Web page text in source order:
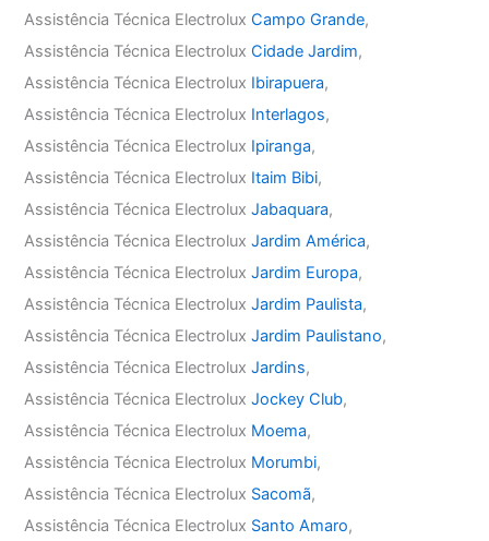
Assistência Técnica ElectroluxCampo Grande,
Assistência Técnica ElectroluxCidade Jardim,
Assistência Técnica Electrolux Ibirapuera,
Assistência Técnica Electrolux Interlagos,
Assistência Técnica Electrolux Ipiranga,
Assistência Técnica Electrolux Itaim Bibi,
Assistência Técnica ElectroluxJabaquara,
Assistência Técnica ElectroluxJardim América,
Assistência Técnica ElectroluxJardim Europa,
Assistência Técnica ElectroluxJardim Paulista,
Assistência Técnica ElectroluxJardim Paulistano,
Assistência Técnica ElectroluxJardins,
Assistência Técnica ElectroluxJockey Club,
Assistência Técnica Electrolux Moema,
Assistência Técnica Electrolux Morumbi,
Assistência Técnica Electrolux Sacomã,
Assistência Técnica Electrolux Santo Amaro,